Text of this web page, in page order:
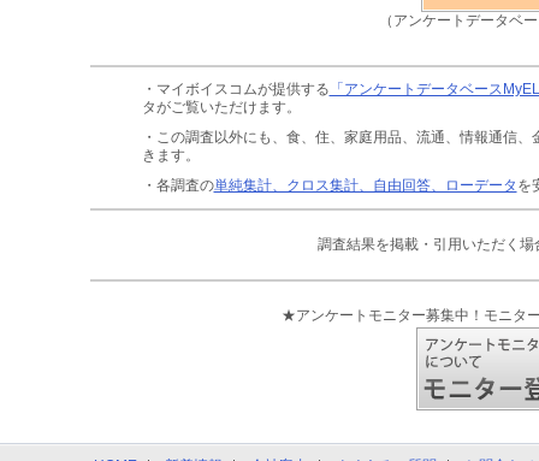
（アンケートデータベ
・マイボイスコムが提供する 「アンケートデータベース
タがご覧いただけます。
・この調査以外にも、食、住、家庭用品、流通、情報通信、
きます。
・各調査の単純集計、クロス集計、自由回答、ローデータ を
調査結果を掲載・引用いただく場
★アンケートモニター募集中！モニタ